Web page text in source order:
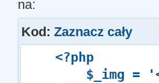
na:
Kod:Zaznacz cały
<?php
$_img =